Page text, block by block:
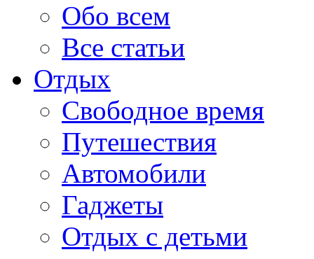
Обо всем
Все статьи
Отдых
Свободное время
Путешествия
Автомобили
Гаджеты
Отдых с детьми